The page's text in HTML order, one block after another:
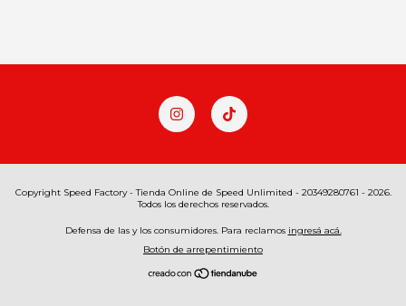
Copyright Speed Factory - Tienda Online de Speed Unlimited - 20349280761 - 2026.
Todos los derechos reservados.
Defensa de las y los consumidores. Para reclamos ingresá acá.
Botón de arrepentimiento